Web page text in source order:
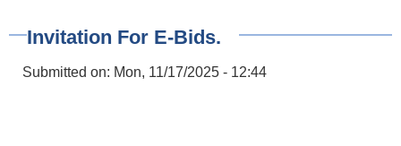
Invitation For E-Bids.
Submitted on: Mon, 11/17/2025 - 12:44